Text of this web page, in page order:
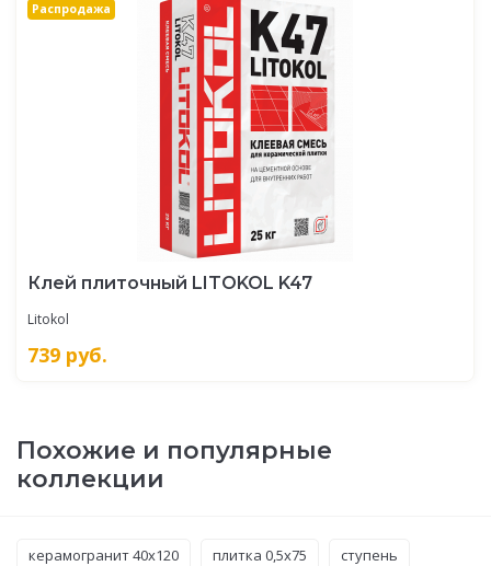
Распродажа
Клей плиточный LITOKOL K47
Litokol
739 руб.
Похожие и популярные
коллекции
керамогранит 40x120 плитка 0,5x75 ступень